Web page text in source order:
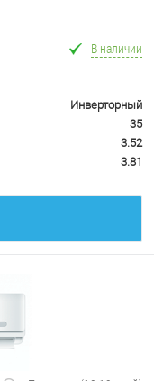
В наличии
Инверторный
35
3.52
3.81